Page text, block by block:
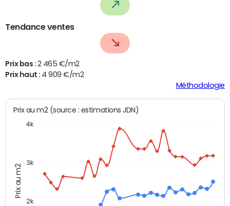
Tendance ventes
Prix bas : 2 465 €/m2
Prix haut : 4 909 €/m2
Méthodologie
Prix au m2
Prix au m2 (source : estimations JDN)
2k
3k
4k